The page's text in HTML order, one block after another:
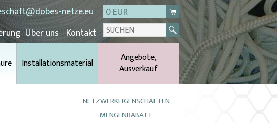
netze.eu
0 EUR
Über uns Kontakt
Installationsmaterial
Angebote,
Ausverkauf
NETZWERKEIGENSCHAFTEN
MENGENRABATT